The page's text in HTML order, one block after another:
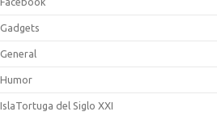
Gadgets
General
Humor
IslaTortuga del Siglo XXI